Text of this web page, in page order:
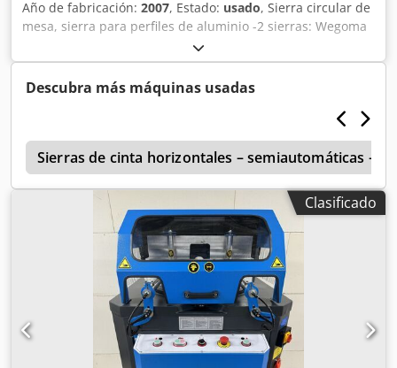
Año de fabricación: 2007, Estado: usado, Sierra circular de
mesa, sierra para perfiles de aluminio -2 sierras: Wegoma
TS 250 -Distancia fija entre sierras: aproximadamente 450
mm -Las sierras se pueden controlar individualmente o
simultáneamente -Con: interruptor de pedal -Disco de
sierra: Ø 250 mm -Tensión: 220/380 V -Motor de la sierra:
0,75 kW -Dimensiones: 850/790/A1660 mm Chedpfed Sm U
Rsx Agrsa -Peso: 234 kg
Descubra más máquinas usadas
Sierras de cinta horizontales – semiautomáticas –
Clasificado